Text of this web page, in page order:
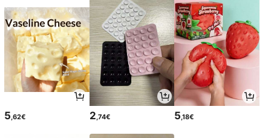
5,62€ 2,74€ 5,18€